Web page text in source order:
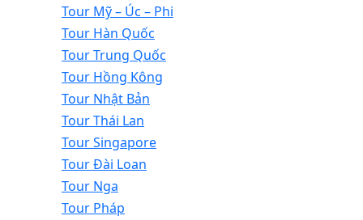
Tour Mỹ – Úc – Phi
Tour Hàn Quốc
Tour Trung Quốc
Tour Hồng Kông
Tour Nhật Bản
Tour Thái Lan
Tour Singapore
Tour Đài Loan
Tour Nga
Tour Pháp